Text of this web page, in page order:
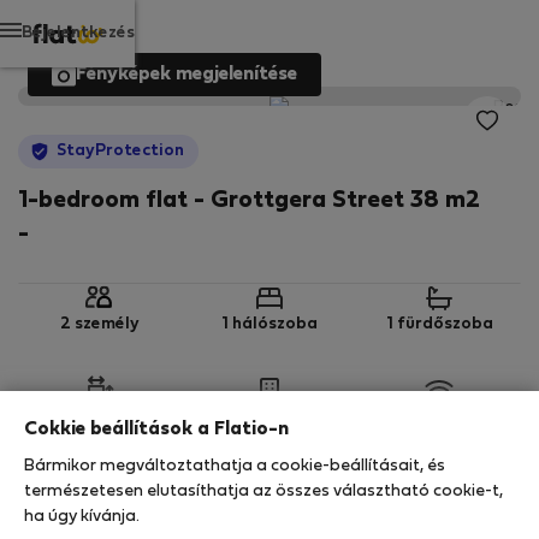
Bejelentkezés
Fényképek megjelenítése
StayProtection
1-bedroom flat - Grottgera Street 38 m2
-
2 személy 1 hálószoba 1 fürdőszoba
StayProtection Stay Benefits
Az Ön tartózkodását a
Cokkie beállítások a Flatio-n
Bármikor megváltoztathatja a cookie-beállításait, és
természetesen elutasíthatja az összes választható cookie-t,
ha úgy kívánja.